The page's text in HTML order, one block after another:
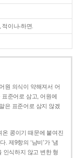
적이나-하면.
원 의식이 약해져서 어
준어로 삼고, 어원에
은 표준어로 삼지 않겠
온 콩이기 때문에 붙여진
. 제9항의 ‘남비’가 ‘냄
인식하지 않고 변한 형